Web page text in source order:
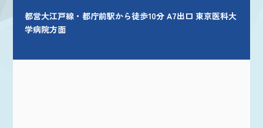
都営大江戸線・都庁前駅から徒歩10分 A7出口 東京医科大
学病院方面